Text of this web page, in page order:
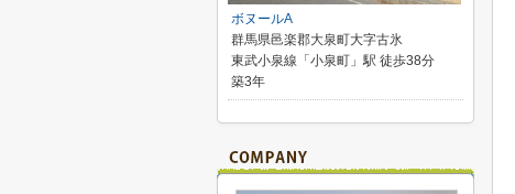
ボヌールA
群馬県邑楽郡大泉町大字古氷
東武小泉線「小泉町」駅 徒歩38分
築3年